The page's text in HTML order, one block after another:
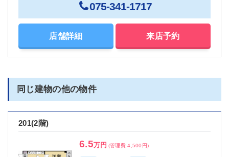
075-341-1717
店舗詳細 来店予約
同じ建物の他の物件
201(2階)
6.5万円 (管理費 4,500円)